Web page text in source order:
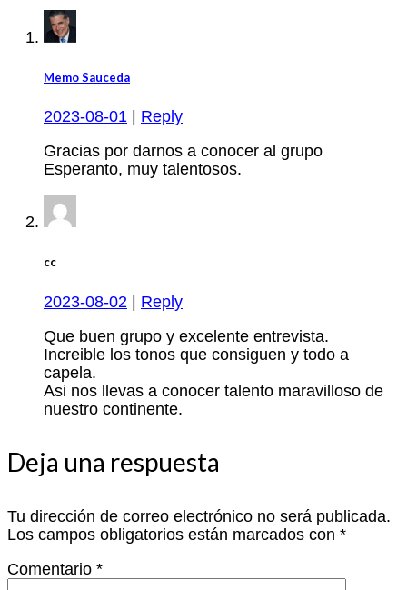
Memo Sauceda
2023-08-01
Reply
Gracias por darnos a conocer al grupo
Esperanto, muy talentosos.
cc
2023-08-02 | Reply
Que buen grupo y excelente entrevista.
Increible los tonos que consiguen y todo a
capela.
Asi nos llevas a conocer talento maravilloso de
nuestro continente.
Deja una respuesta
Tu dirección de correo electrónico no será publicada.
Los campos obligatorios están marcados con *
Comentario *